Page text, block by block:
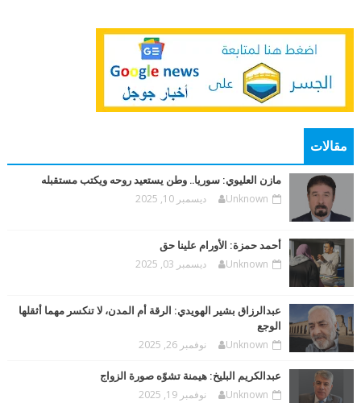
مقالات
مازن العليوي: سوريا.. وطن يستعيد روحه ويكتب مستقبله
Unknown ديسمبر 10, 2025
أحمد حمزة: الأورام علينا حق
Unknown ديسمبر 03, 2025
عبدالرزاق بشير الهويدي: الرقة أم المدن، لا تنكسر مهما أثقلها
الوجع
Unknown نوفمبر 26, 2025
عبدالكريم البليخ: هيمنة تشوّه صورة الزواج
Unknown نوفمبر 19, 2025